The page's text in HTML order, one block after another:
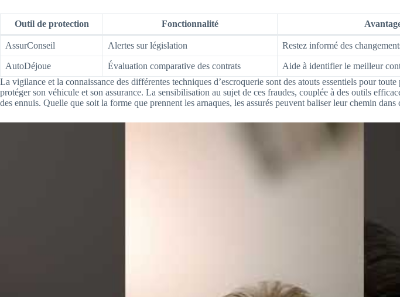
Outil de protection Fonctionnalité
AssurConseil Alertes sur législation Restez informé des
AutoDéjoue Évaluation comparative des contrats
Aide à identifier le meilleur
La vigilance et la connaissance des différentes techniques d’escroquerie sont des atouts essentiels pour toute
protéger son véhicule et son assurance. La sensibilisation au sujet de ces fraudes, couplée à des outils
des ennuis. Quelle que soit la forme que prennent les arnaques, les assurés peuvent baliser leur chemin